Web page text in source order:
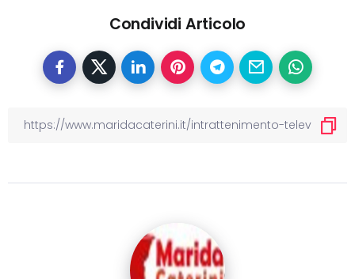
Condividi Articolo